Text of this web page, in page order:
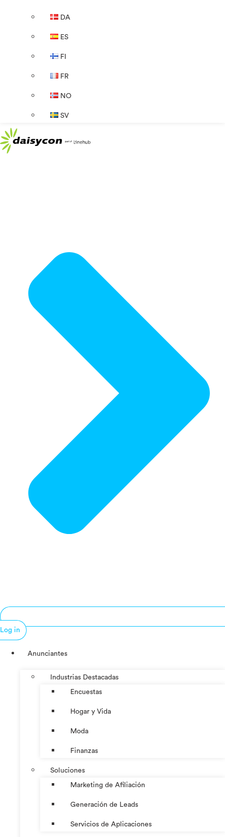
DA
ES
FI
FR
NO
SV
Log in
Anunciantes
Industrias Destacadas
Encuestas
Hogar y Vida
Moda
Finanzas
Soluciones
Marketing de Afiliación
Generación de Leads
Servicios de Aplicaciones